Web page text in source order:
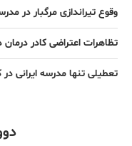
وقوع تیراندازی مرگبار در
تظاهرات اعتراضی کادر درمان
تعطیلی تنها مدرسه ایرانی